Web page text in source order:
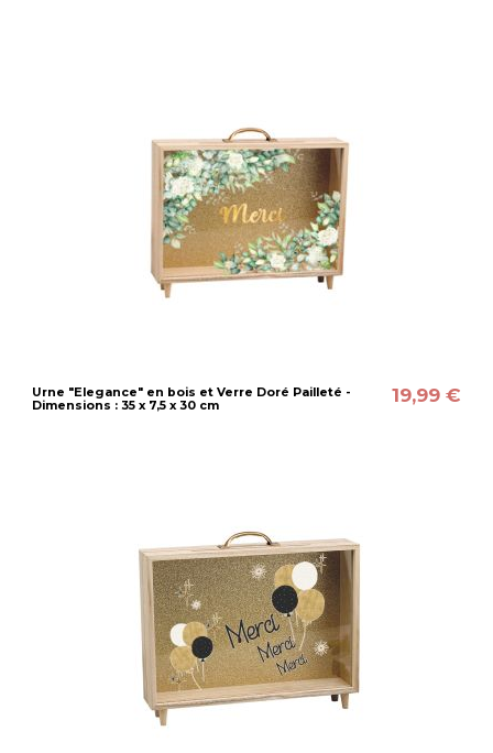
Urne "Elegance" en bois et Verre Doré Pailleté -
Dimensions : 35 x 7,5 x 30 cm
19,99 €